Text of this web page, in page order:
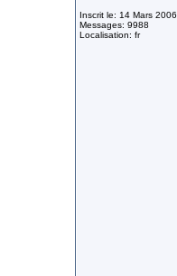
Inscrit le: 14 Mars 2006
Messages: 9988
Localisation: fr